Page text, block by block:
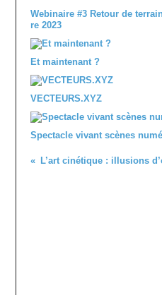
Webinaire #3 Retour de
re 2023
Et maintenant ?
VECTEURS.XYZ
Spectacle vivant scènes
L’art cinétique : illusions